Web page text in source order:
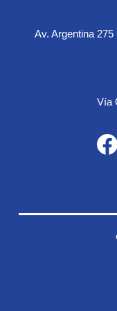
Av. Argentina
Vía
Facebook